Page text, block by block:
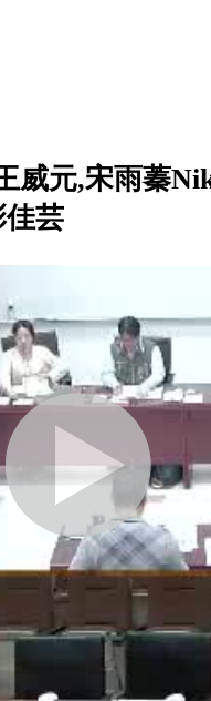
威元,宋雨蓁
佳芸